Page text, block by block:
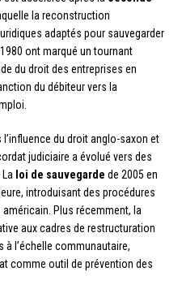
la reconstruction
adaptés pour sauvegarder
ont marqué un tournant
du droit des entreprises en
du débiteur vers la
du droit anglo-saxon et
judiciaire a évolué vers des
loi de sauvegarde de 2005 en
introduisant des procédures
américain. Plus récemment, la
aux cadres de restructuration
à l’échelle communautaire,
comme outil de prévention des